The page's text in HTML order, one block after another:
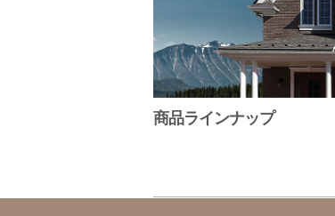
商品ラインナップ